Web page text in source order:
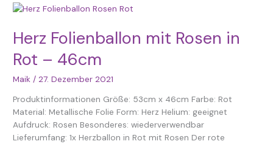
Herz Folienballon mit Rosen in
Rot – 46cm
Maik / 27. Dezember 2021
Produktinformationen Größe: 53cm x 46cm Farbe: Rot
Material: Metallische Folie Form: Herz Helium: geeignet
Aufdruck: Rosen Besonderes: wiederverwendbar
Lieferumfang: 1x Herzballon in Rot mit Rosen Der rote
Herz
mit
Rosen
in
–
46cm